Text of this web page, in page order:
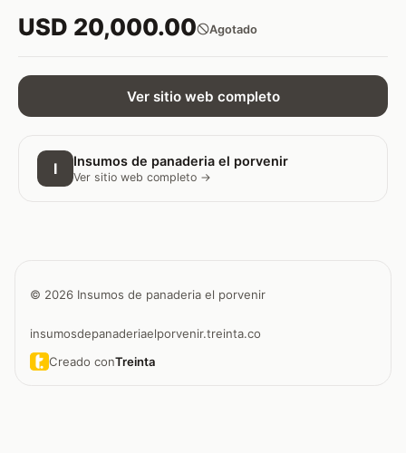
USD 20,000.00 Agotado
Ver sitio web completo
I Insumos de panaderia el porvenir
Ver sitio web completo →
© 2026 Insumos de panaderia el porvenir
insumosdepanaderiaelporvenir.treinta.co
Creado conTreinta